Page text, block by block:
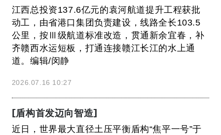
江西总投资137.6亿元的袁河航道提升工程获批
动工，由省港口集团负责建设，线路全长103.5
公里，按Ⅲ级航道标准改造，贯通新余宜春，补
齐赣西水运短板，打通连接赣江长江的水上通
道。编辑/闵静
2026.07.16 10:27
[盾构首发迈向智造]
近日，世界最大直径土压平衡盾构“焦平一号”于